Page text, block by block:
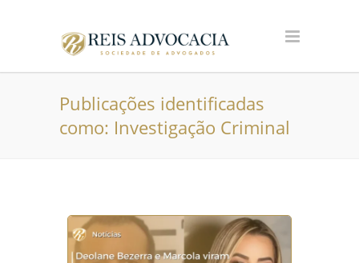
Publicações identificadas
como: Investigação Criminal